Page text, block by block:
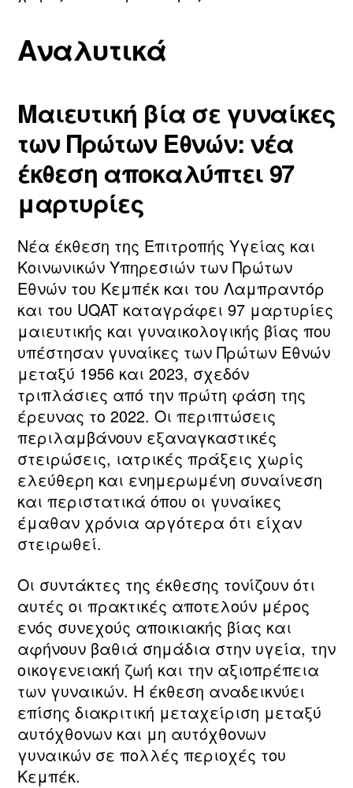
Αναλυτικά
Μαιευτική βία σε γυναίκες
των Πρώτων Εθνών: νέα
έκθεση αποκαλύπτει 97
μαρτυρίες
Νέα έκθεση της Επιτροπής Υγείας και
Κοινωνικών Υπηρεσιών των Πρώτων
Εθνών του Κεμπέκ και του Λαμπραντόρ
και του UQAT καταγράφει 97 μαρτυρίες
μαιευτικής και γυναικολογικής βίας που
υπέστησαν γυναίκες των Πρώτων Εθνών
μεταξύ 1956 και 2023, σχεδόν
τριπλάσιες από την πρώτη φάση της
έρευνας το 2022. Οι περιπτώσεις
περιλαμβάνουν εξαναγκαστικές
στειρώσεις, ιατρικές πράξεις χωρίς
ελεύθερη και ενημερωμένη συναίνεση
και περιστατικά όπου οι γυναίκες
έμαθαν χρόνια αργότερα ότι είχαν
στειρωθεί.
Οι συντάκτες της έκθεσης τονίζουν ότι
αυτές οι πρακτικές αποτελούν μέρος
ενός συνεχούς αποικιακής βίας και
αφήνουν βαθιά σημάδια στην υγεία, την
οικογενειακή ζωή και την αξιοπρέπεια
των γυναικών. Η έκθεση αναδεικνύει
επίσης διακριτική μεταχείριση μεταξύ
αυτόχθονων και μη αυτόχθονων
γυναικών σε πολλές περιοχές του
Κεμπέκ.